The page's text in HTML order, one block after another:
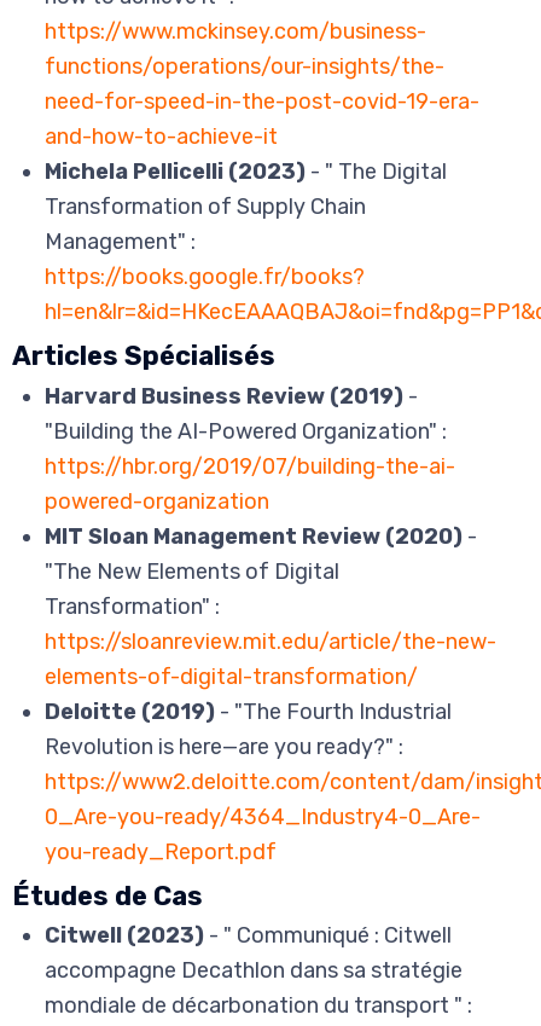
https://www.mckinsey.com/business-
functions/operations/our-insights/the-
need-for-speed-in-the-post-covid-19-era-
and-how-to-achieve-it
Michela Pellicelli (2023) - " The Digital
Transformation of Supply Chain
Management" :
https://books.google.fr/books?
Articles Spécialisés
Harvard Business Review (2019) -
"Building the AI-Powered Organization" :
https://hbr.org/2019/07/building-the-ai-
powered-organization
MIT Sloan Management Review (2020) -
"The New Elements of Digital
Transformation" :
https://sloanreview.mit.edu/article/the-new-
elements-of-digital-transformation/
Deloitte (2019) - "The Fourth Industrial
Revolution is here—are you ready?" :
https://www2.deloitte.com/content/dam/
0_Are-you-ready/4364_Industry4-0_Are-
you-ready_Report.pdf
Études de Cas
Citwell (2023) - " Communiqué : Citwell
accompagne Decathlon dans sa stratégie
mondiale de décarbonation du transport " :